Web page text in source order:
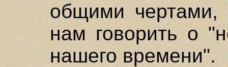
общими чертами,
нам говорить о
нашего времени".